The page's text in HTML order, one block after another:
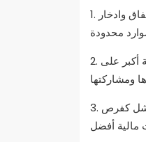
1. عقلية الندرة: تؤدي هذه العقلية إلى الخوف من عدم وجود ما يكفي من المال، مما يؤدي إلى عادات إنفاق وادخار
2. عقلية الوفرة: يرى الأفراد الذين يمتلكون عقلية الوفرة المال كأداة للنمو والفرص. يميلون إلى الإنفاق بحرية أكبر على
3. عقلية النمو: تركز هذه العقلية على التعلم والتحسين في العادات المالية. يحتضن الأفراد التحديات ويرون الفشل كفرص